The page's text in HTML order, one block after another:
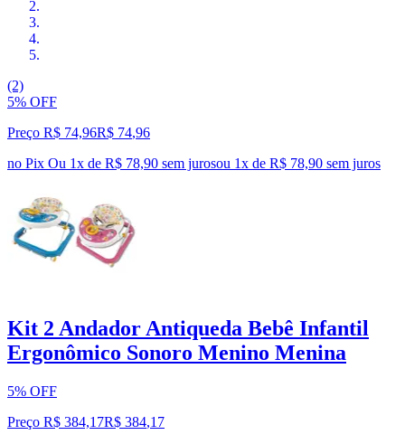
(2)
5% OFF
Preço R$ 74,96R$ 74,96
no Pix Ou 1x de R$ 78,90 sem jurosou 1x de R$ 78,90 sem juros
Kit 2 Andador Antiqueda Bebê Infantil
Ergonômico Sonoro Menino Menina
5% OFF
Preço R$ 384,17R$ 384,17